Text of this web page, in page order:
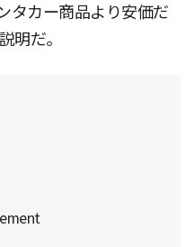
タカー商品より安価だ
明だ。